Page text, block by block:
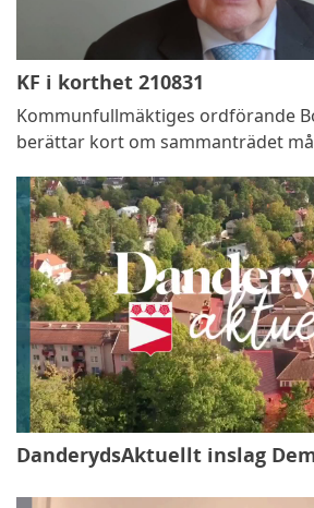
KF i korthet 210831
Kommunfullmäktiges ordförande
berättar kort om sammanträdet
DanderydsAktuellt inslag